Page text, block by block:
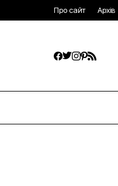
Про сайт Архів